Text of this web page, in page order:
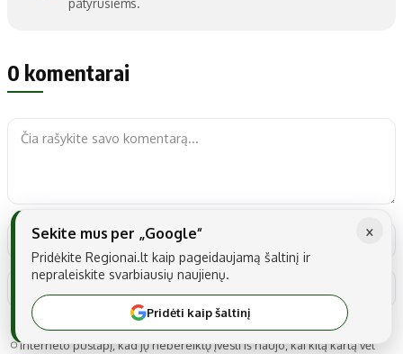
patyrusiems.
0 komentarai
Noriu savo interneto naršyklėje išsaugoti vardą, el. pašto adresą ir
interneto puslapį, kad jų nebereiktų įvesti iš naujo, kai kitą kartą vėl
×
Sekite mus per „Google“
Pridėkite Regionai.lt kaip pageidaujamą šaltinį ir
nepraleiskite svarbiausių naujienų.
Pridėti kaip šaltinį